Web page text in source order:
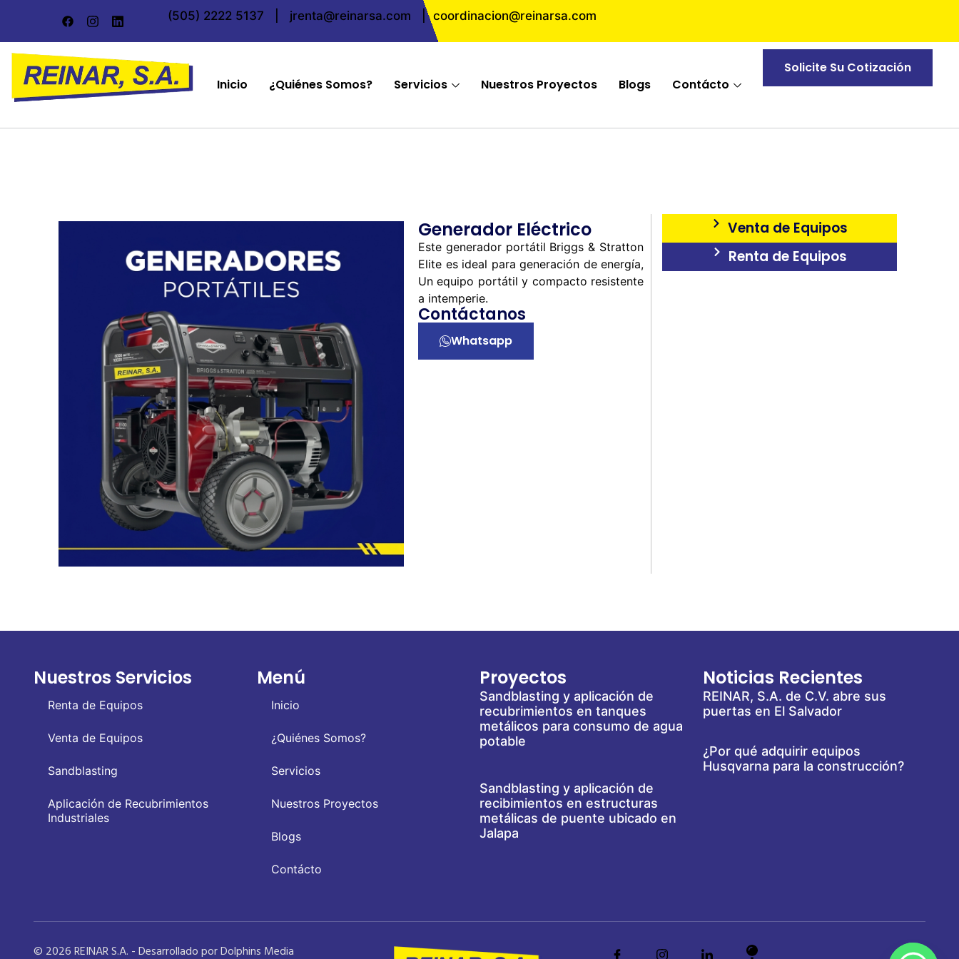
(505) 2222 5137 jrenta@reinarsa.com |coordinacion@reinarsa.com
Inicio ¿Quiénes Somos? Servicios Nuestros Proyectos Blogs Contácto
Solicite Su Cotización
Generador Eléctrico
Este generador portátil Briggs & Stratton
Elite es ideal para generación de energía,
Un equipo portátil y compacto resistente
a intemperie.
Contáctanos
Whatsapp
Venta de Equipos
Renta de Equipos
Nuestros Servicios
Renta de Equipos
Venta de Equipos
Sandblasting
Aplicación de Recubrimientos
Industriales
Menú
Inicio
¿Quiénes Somos?
Servicios
Nuestros Proyectos
Blogs
Contácto
Proyectos
Sandblasting y aplicación de
recubrimientos en tanques
metálicos para consumo de agua
potable
Sandblasting y aplicación de
recibimientos en estructuras
metálicas de puente ubicado en
Jalapa
Noticias Recientes
REINAR, S.A. de C.V. abre sus
puertas en El Salvador
¿Por qué adquirir equipos
Husqvarna para la construcción?
© 2026 REINAR S.A. - Desarrollado por Dolphins Media